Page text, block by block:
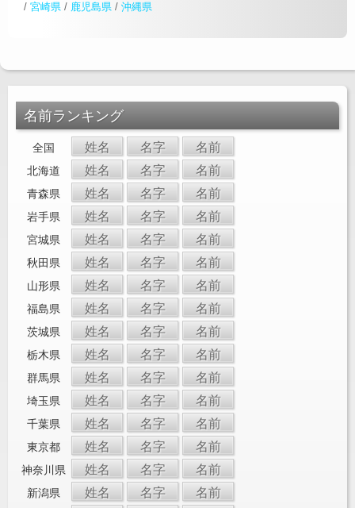
/ 宮崎県 / 鹿児島県 / 沖縄県
名前ランキング
全国 姓名 名字 名前
北海道 姓名 名字 名前
青森県 姓名 名字 名前
岩手県 姓名 名字 名前
宮城県 姓名 名字 名前
秋田県 姓名 名字 名前
山形県 姓名 名字 名前
福島県 姓名 名字 名前
茨城県 姓名 名字 名前
栃木県 姓名 名字 名前
群馬県 姓名 名字 名前
埼玉県 姓名 名字 名前
千葉県 姓名 名字 名前
東京都 姓名 名字 名前
神奈川県 姓名 名字 名前
新潟県 姓名 名字 名前